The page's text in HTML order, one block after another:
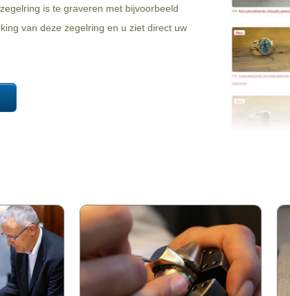
is te graveren met bijvoorbeeld
van deze zegelring en u ziet direct uw